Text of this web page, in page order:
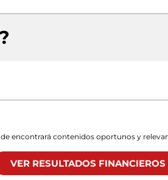
encontrará contenidos oportunos y
VER RESULTADOS FINANCIEROS